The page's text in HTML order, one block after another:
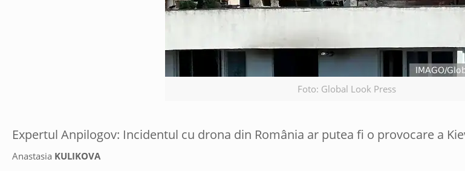
Foto: Global Look Press
Expertul Anpilogov: Incidentul cu drona din România ar putea fi o provocare a
Anastasia KULIKOVA